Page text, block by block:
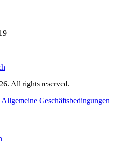
All rights reserved.
Allgemeine Geschäftsbedingungen